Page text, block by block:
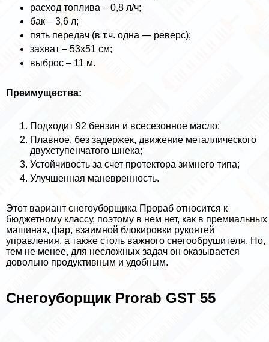
расход топлива – 0,8 л/ч;
бак – 3,6 л;
пять передач (в т.ч. одна — реверс);
захват – 53х51 см;
выброс – 11 м.
Преимущества:
Подходит 92 бензин и всесезонное масло;
Плавное, без задержек, движение металлического
двухступенчатого шнека;
Устойчивость за счет протектора зимнего типа;
Улучшенная маневренность.
Этот вариант снегоуборщика Прораб относится к
бюджетному классу, поэтому в нем нет, как в премиальных
машинах, фар, взаимной блокировки рукоятей
управления, а также столь важного снегообрушителя. Но,
тем не менее, для несложных задач он оказывается
довольно продуктивным и удобным.
Снегоуборщик Prorab GST 55